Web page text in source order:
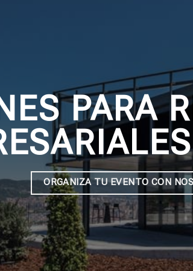
PARA
ORGANIZA TU EVENTO CON